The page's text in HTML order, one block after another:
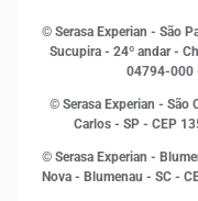
Inovação e Tecnologia
Leis e impostos
Marketing
Open Finance
Proteção de Dados
© Serasa Experian - São
Sucupira - 24º andar -
04794-000
© Serasa Experian - São
Carlos - SP - CEP
© Serasa Experian -
Nova - Blumenau - SC -